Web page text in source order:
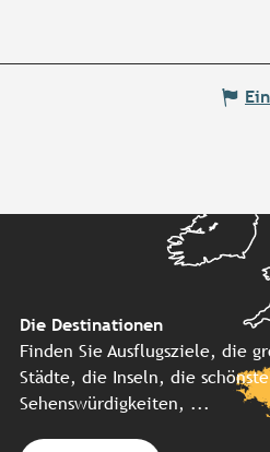
Die Destinationen
Finden Sie Ausflugsziele, die
Städte, die Inseln, die
Sehenswürdigkeiten, ...